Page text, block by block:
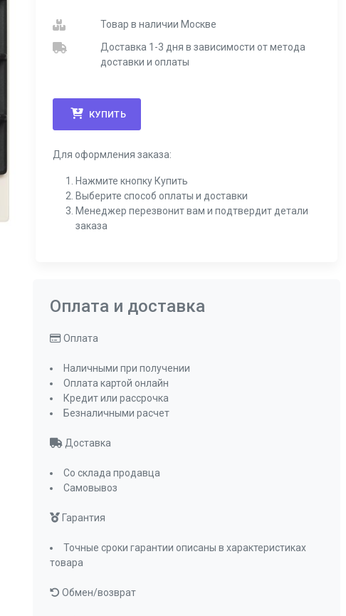
Товар в наличии Москве
Доставка 1-3 дня в зависимости от метода
доставки и оплаты
КУПИТЬ
Для оформления заказа:
Нажмите кнопку Купить
Выберите способ оплаты и доставки
Менеджер перезвонит вам и подтвердит детали
заказа
Оплата и доставка
Оплата
Наличными при получении
Оплата картой онлайн
Кредит или рассрочка
Безналичными расчет
Доставка
Со склада продавца
Самовывоз
Гарантия
Точные сроки гарантии описаны в характеристиках
товара
Обмен/возврат